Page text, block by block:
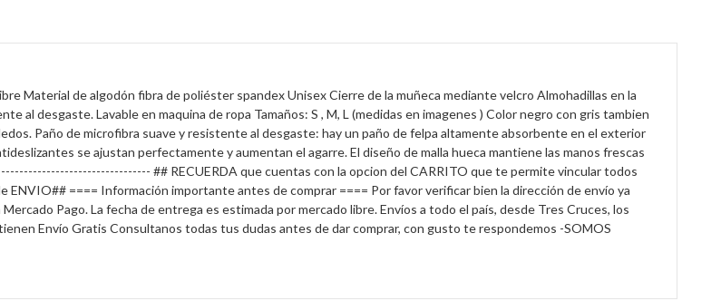
Material de algodón fibra de poliéster spandex Unisex Cierre de la muñeca mediante velcro Almohadillas en la
al desgaste. Lavable en maquina de ropa Tamaños: S , M, L (medidas en imagenes ) Color negro con gris tambien
Paño de microfibra suave y resistente al desgaste: hay un paño de felpa altamente absorbente en el exterior
se ajustan perfectamente y aumentan el agarre. El diseño de malla hueca mantiene las manos frescas
## RECUERDA que cuentas con la opcion del CARRITO que te permite vincular todos
==== Información importante antes de comprar ==== Por favor verificar bien la dirección de envío ya
Pago. La fecha de entrega es estimada por mercado libre. Envíos a todo el país, desde Tres Cruces, los
Envío Gratis Consultanos todas tus dudas antes de dar comprar, con gusto te respondemos -SOMOS